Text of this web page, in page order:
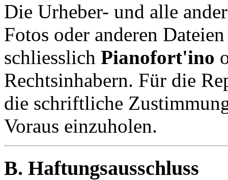
Die Urheber- und alle
Fotos oder anderen
schliess­lich Pianofort'ino
Rechtsinhabern. Für die
die schriftliche
Voraus einzuholen.
B. Haftungsausschluss